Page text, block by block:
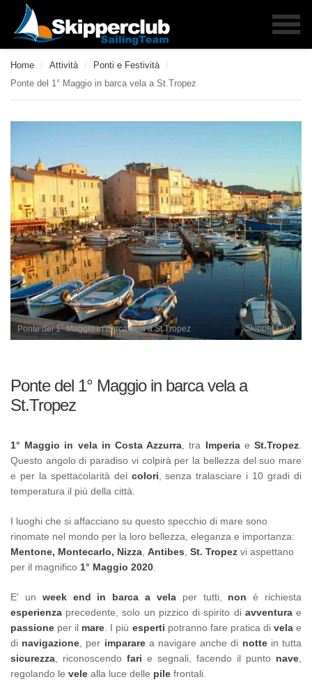
Home / Attività / Ponti e Festività /
Ponte del 1° Maggio in barca vela a St.Tropez
Ponte del 1° Maggio in barca vela a St.Tropez Skipper Club
Ponte del 1° Maggio in barca vela a
St.Tropez
1° Maggio in vela in Costa Azzurra , tra ImperiaeSt.Tropez
Questo angolo di paradiso vi colpirà per la bellezza del suo mare
e per la spettacolarità dei colori , senza tralasciare i 10 gradi di
temperatura il più della città.
I luoghi che si affacciano su questo specchio di mare sono
rinomate nel mondo per la loro bellezza, eleganza e importanza:
Mentone, Montecarlo, Nizza Antibes St. Tropez vi aspettano
per il magnifico 1° Maggio 2020
E' un week end in barca a velaper tutti, non è richiesta
esperienza precedente, solo un pizzico di spirito di avventurae
passione per il mare . I più esperti potranno fare pratica di velae
di navigazione , per impararea navigare anche di nottein tutta
sicurezza , riconoscendo fari e segnali, facendo il punto nave
regolando le vele alla luce delle pile frontali.